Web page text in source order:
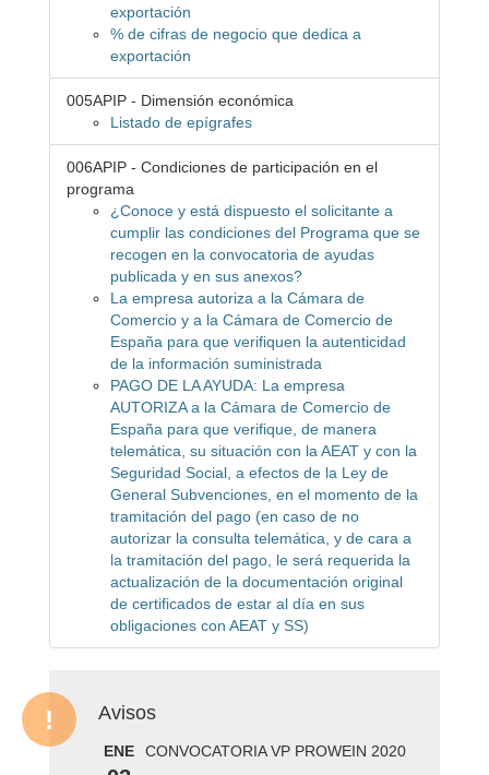
exportación
% de cifras de negocio que dedica a
exportación
005APIP - Dimensión económica
Listado de epígrafes
006APIP - Condiciones de participación en el
programa
¿Conoce y está dispuesto el solicitante a
cumplir las condiciones del Programa que se
recogen en la convocatoria de ayudas
publicada y en sus anexos?
La empresa autoriza a la Cámara de
Comercio y a la Cámara de Comercio de
España para que verifiquen la autenticidad
de la información suministrada
PAGO DE LA AYUDA: La empresa
AUTORIZA a la Cámara de Comercio de
España para que verifique, de manera
telemática, su situación con la AEAT y con la
Seguridad Social, a efectos de la Ley de
General Subvenciones, en el momento de la
tramitación del pago (en caso de no
autorizar la consulta telemática, y de cara a
la tramitación del pago, le será requerida la
actualización de la documentación original
de certificados de estar al día en sus
obligaciones con AEAT y SS)
Avisos
ENE CONVOCATORIA VP PROWEIN 2020